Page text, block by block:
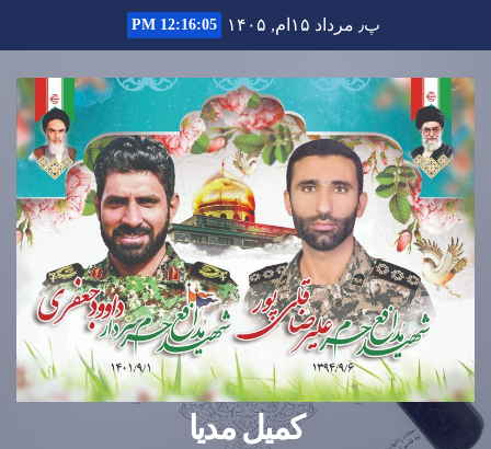
to
content
پ٫ مرداد ۱۵ام, ۱۴۰۵ 12:16:06 PM
کمیل مدیا